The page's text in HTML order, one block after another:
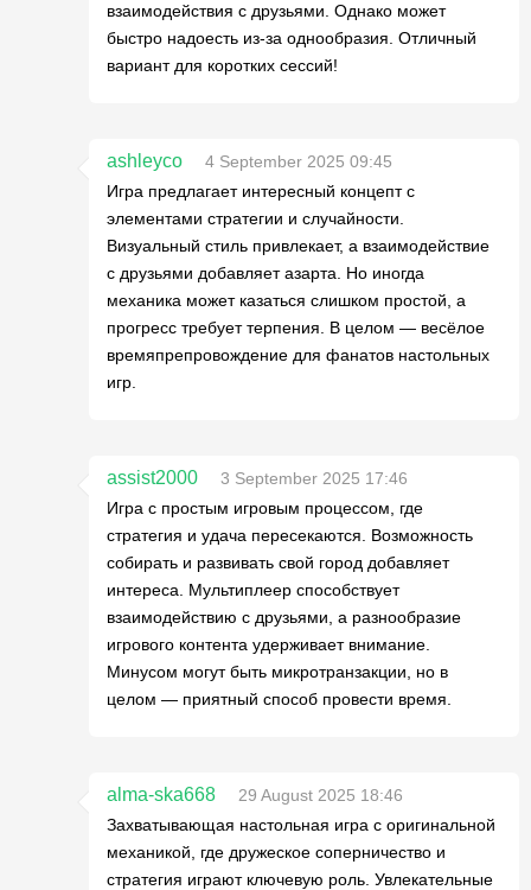
взаимодействия с друзьями. Однако может
быстро надоесть из-за однообразия. Отличный
вариант для коротких сессий!
ashleyco
4 September 2025 09:45
Игра предлагает интересный концепт с
элементами стратегии и случайности.
Визуальный стиль привлекает, а взаимодействие
с друзьями добавляет азарта. Но иногда
механика может казаться слишком простой, а
прогресс требует терпения. В целом — весёлое
времяпрепровождение для фанатов настольных
игр.
assist2000
3 September 2025 17:46
Игра с простым игровым процессом, где
стратегия и удача пересекаются. Возможность
собирать и развивать свой город добавляет
интереса. Мультиплеер способствует
взаимодействию с друзьями, а разнообразие
игрового контента удерживает внимание.
Минусом могут быть микротранзакции, но в
целом — приятный способ провести время.
alma-ska668
29 August 2025 18:46
Захватывающая настольная игра с оригинальной
механикой, где дружеское соперничество и
стратегия играют ключевую роль. Увлекательные